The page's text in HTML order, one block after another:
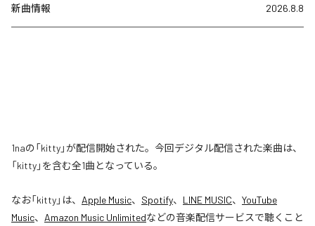
新曲情報 2026.8.8
1naの「kitty」が配信開始された。今回デジタル配信された楽曲は、
「kitty」を含む全1曲となっている。
なお「kitty」は、 Apple Music、 Spotify、 LINE MUSIC、 YouTube
Music、 Amazon Music Unlimitedなどの音楽配信サービスで聴くこと